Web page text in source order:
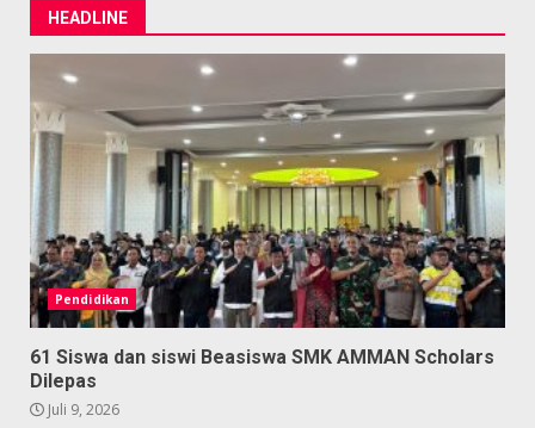
HEADLINE
Pendidikan
61 Siswa dan siswi Beasiswa SMK AMMAN Scholars
Dilepas
Juli 9, 2026